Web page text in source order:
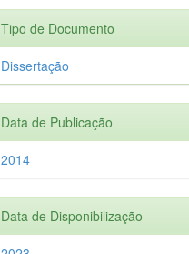
Tipo de Documento
Dissertação
Data de Publicação
2014
Data de Disponibilização